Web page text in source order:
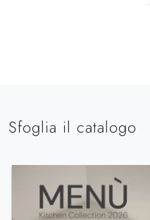
Sfoglia il catalogo